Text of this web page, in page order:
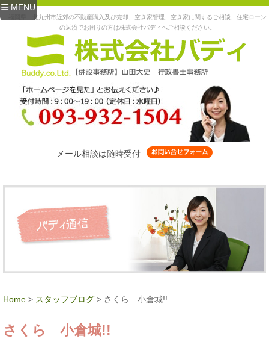
MENU
福岡県、北九州市近郊の不動産購入及び売却、空き家管理、空き家に関するご相談、住宅ローン
の返済でお困りの方は株式会社バディへご相談ください。
メール相談は随時受付
Home > スタッフブログ > さくら 小倉城!!
さくら 小倉城!!